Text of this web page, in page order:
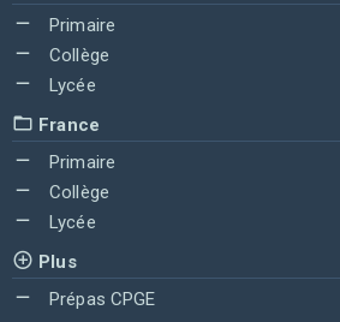
Primaire
Collège
Lycée
France
Primaire
Collège
Lycée
Plus
Prépas CPGE